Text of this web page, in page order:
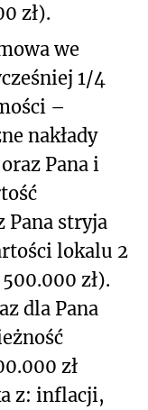
zł).
we
1/4
–
nakłady
Pana i
Pana stryja
lokalu 2
zł).
dla Pana
zł
z: inflacji,